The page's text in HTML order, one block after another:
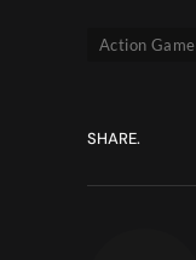
Action Game
SHARE.